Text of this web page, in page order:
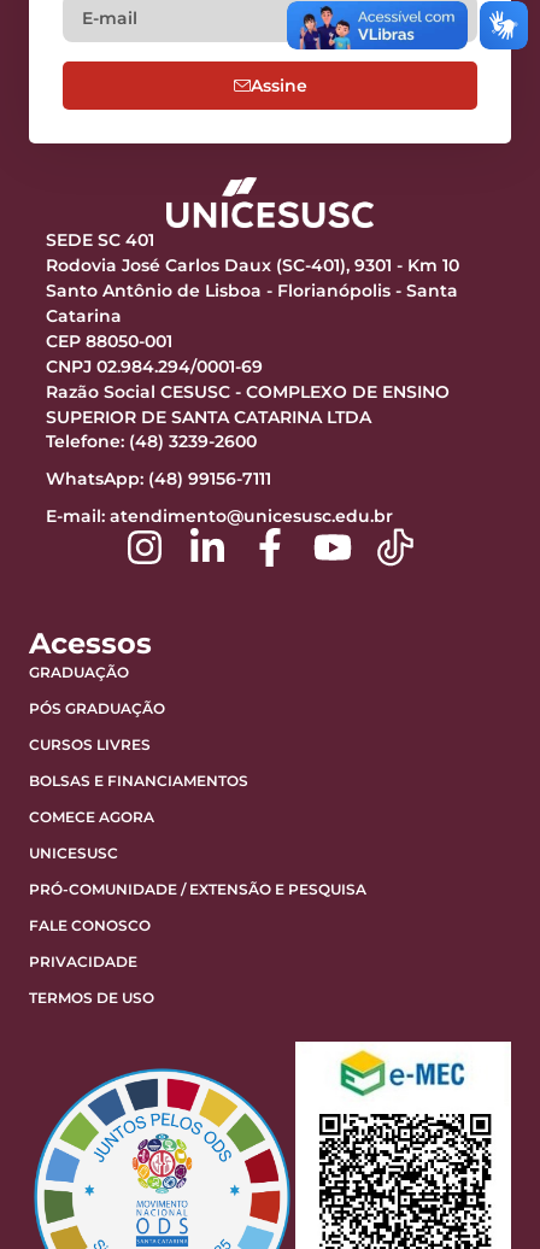
Assine
SEDE SC 401
Rodovia José Carlos Daux (SC-401), 9301 - Km 10
Santo Antônio de Lisboa - Florianópolis - Santa
Catarina
CEP 88050-001
CNPJ 02.984.294/0001-69
Razão Social CESUSC - COMPLEXO DE ENSINO
SUPERIOR DE SANTA CATARINA LTDA
Telefone: (48) 3239-2600
WhatsApp: (48) 99156-7111
E-mail: atendimento@unicesusc.edu.br
Acessos
GRADUAÇÃO
PÓS GRADUAÇÃO
CURSOS LIVRES
BOLSAS E FINANCIAMENTOS
COMECE AGORA
UNICESUSC
PRÓ-COMUNIDADE / EXTENSÃO E PESQUISA
FALE CONOSCO
PRIVACIDADE
TERMOS DE USO